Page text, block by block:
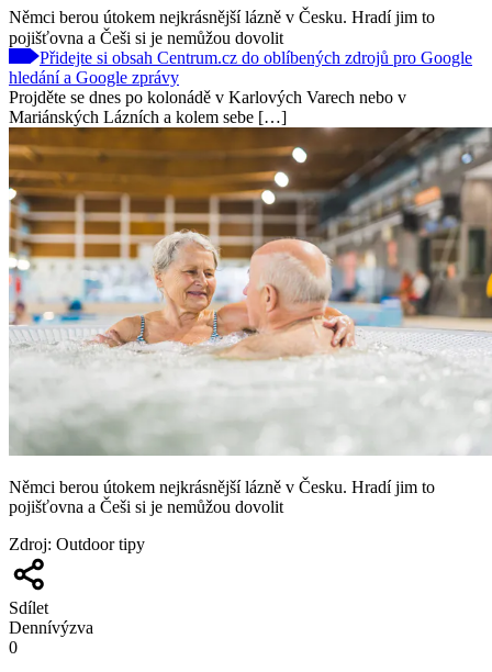
Němci berou útokem nejkrásnější lázně v Česku. Hradí jim to
pojišťovna a Češi si je nemůžou dovolit
Přidejte si obsah Centrum.cz do oblíbených zdrojů pro Google
hledání a Google zprávy
Projděte se dnes po kolonádě v Karlových Varech nebo v
Mariánských Lázních a kolem sebe […]
Němci berou útokem nejkrásnější lázně v Česku. Hradí jim to
pojišťovna a Češi si je nemůžou dovolit
Zdroj: Outdoor tipy
Sdílet
Dennívýzva
0